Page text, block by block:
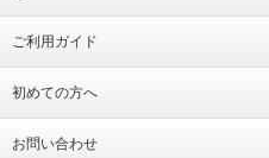
ご利用ガイド
初めての方へ
お問い合わせ